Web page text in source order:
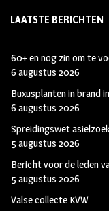
LAATSTE BERICHTEN
60+ en nog zin om te
6 augustus 2026
Buxusplanten in brand
6 augustus 2026
Spreidingswet
5 augustus 2026
Bericht voor de leden
5 augustus 2026
Valse collecte KVW